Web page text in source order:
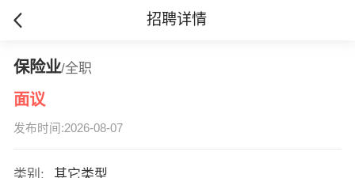
招聘详情
保险业/全职
面议
发布时间:2026-08-07
类别:
其它类型